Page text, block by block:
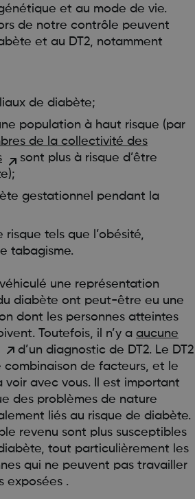
et au mode de vie.
de notre contrôle peuvent
et au DT2, notamment
de diabète;
population à haut risque (par
de la collectivité des
sont plus à risque d’être
gestationnel pendant la
tels que l’obésité,
tabagisme.
une représentation
diabète ont peut-être eu une
dont les personnes atteintes
Toutefois, il n’y a aucune
d’un diagnostic de DT2. Le DT2
combinaison de facteurs, et le
voir avec vous. Il est important
des problèmes de nature
liés au risque de diabète.
revenu sont plus susceptibles
tout particulièrement les
qui ne peuvent pas travailler
exposées .